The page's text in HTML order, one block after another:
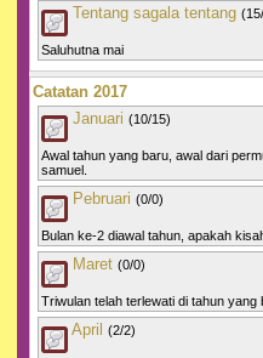
Tentang sagala tentang
Saluhutna mai
Catatan 2017
Januari (10/15)
Awal tahun yang baru, awal dari
samuel.
Pebruari (0/0)
Bulan ke-2 diawal tahun, apakah
Maret (0/0)
Triwulan telah terlewati di tahun yang
April (2/2)